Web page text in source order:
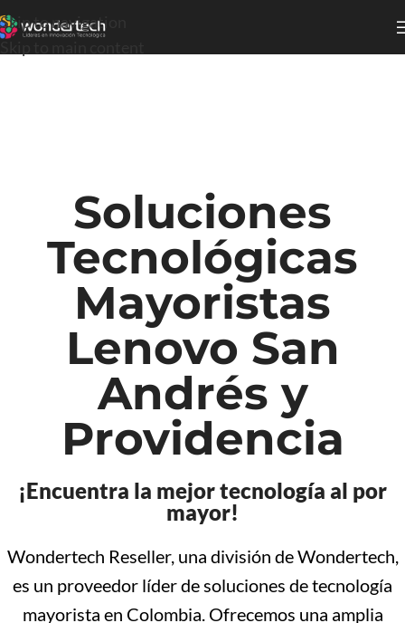
Skip to navigation
Soluciones
Tecnológicas
Mayoristas
Lenovo San
Andrés y
Providencia
¡Encuentra la mejor tecnología al por
mayor!
Wondertech Reseller, una división de Wondertech,
es un proveedor líder de soluciones de tecnología
mayorista en Colombia. Ofrecemos una amplia